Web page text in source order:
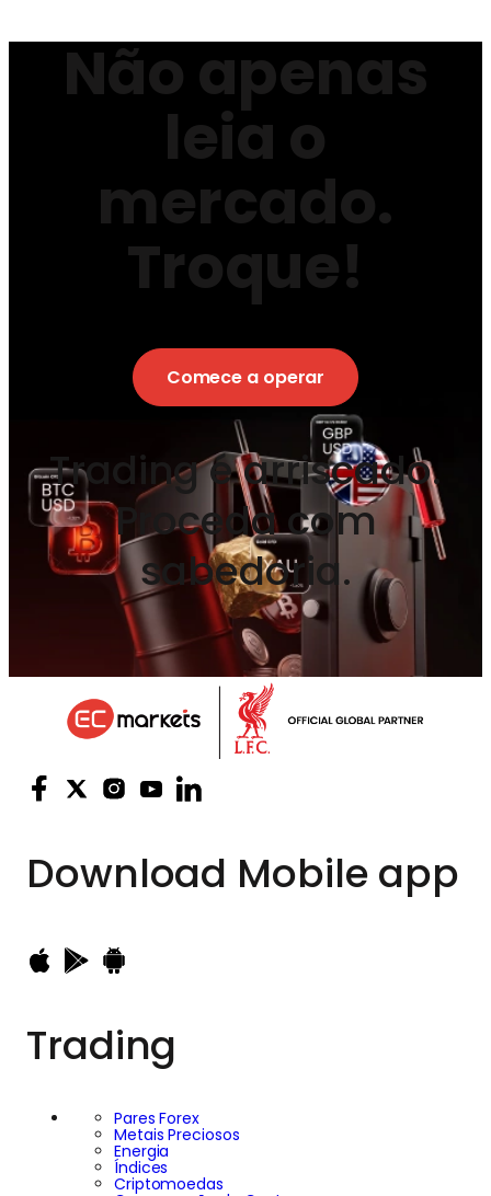
Não apenas
leia o
mercado.
Troque!
Comece a operar
Trading é arriscado.
Proceda com
sabedoria.
Download Mobile app
Trading
Pares Forex
Metais Preciosos
Energia
Índices
Criptomoedas